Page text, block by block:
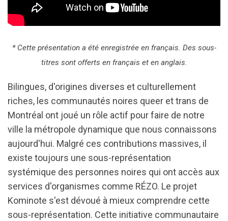
* Cette présentation a été enregistrée en français. Des sous-
titres sont offerts en français et en anglais.
Bilingues, d'origines diverses et culturellement
riches, les communautés noires queer et trans de
Montréal ont joué un rôle actif pour faire de notre
ville la métropole dynamique que nous connaissons
aujourd'hui. Malgré ces contributions massives, il
existe toujours une sous-représentation
systémique des personnes noires qui ont accès aux
services d'organismes comme RÉZO. Le projet
Kominote s'est dévoué à mieux comprendre cette
sous-représentation. Cette initiative communautaire